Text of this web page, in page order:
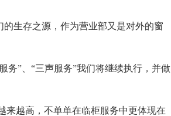
的生存之源，作为营业部又是对外的窗
务”、“三声服务”我们将继续执行，并做
来越高，不单单在临柜服务中更体现在